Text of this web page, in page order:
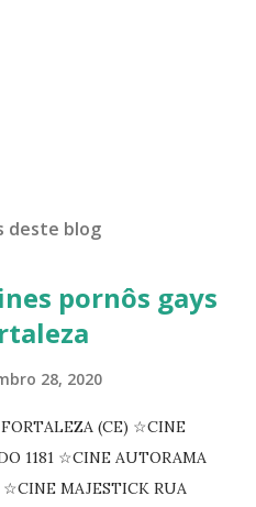
deste blog
pornôs gays
28, 2020
(CE) ☆CINE
1181 ☆CINE AUTORAMA
☆CINE MAJESTICK RUA